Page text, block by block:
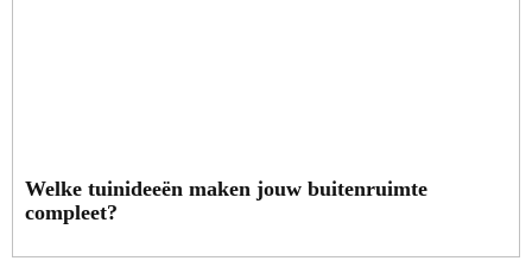
Welke tuinideeën maken jouw buitenruimte
compleet?